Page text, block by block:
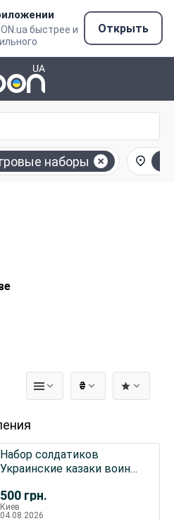
быстрее и
Открыть
наборы
₴
500 грн.
Набор солдатиков
Украинские казаки воины
детям
Киев
04.08.2026